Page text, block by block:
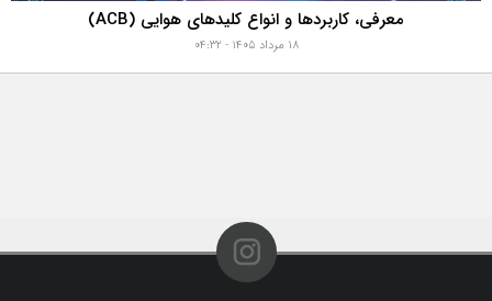
معرفی، کاربردها و انواع کلیدهای هوایی (ACB)
۱۸ مرداد ۱۴۰۵ - ۰۴:۳۲